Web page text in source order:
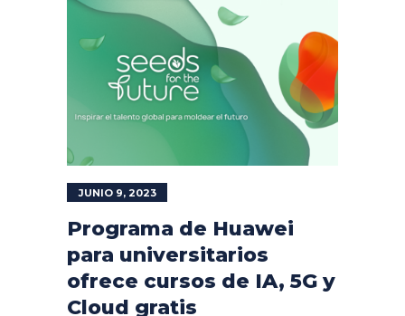
JUNIO 9, 2023
Programa de Huawei
para universitarios
ofrece cursos de IA, 5G y
Cloud gratis